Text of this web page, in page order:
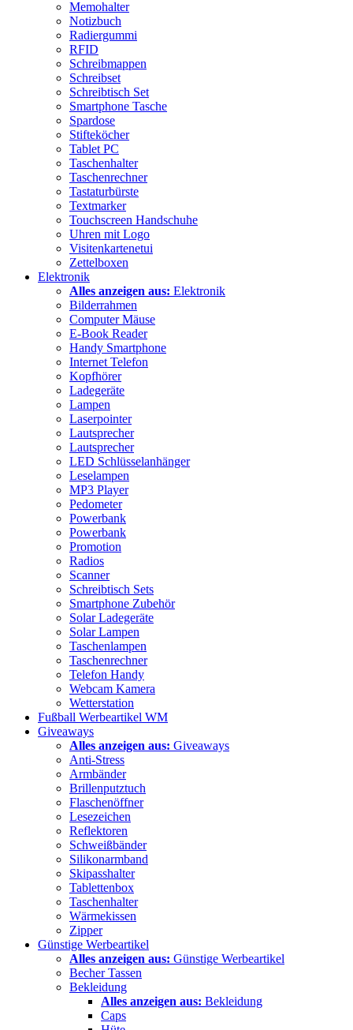
Memohalter
Notizbuch
Radiergummi
RFID
Schreibmappen
Schreibset
Schreibtisch Set
Smartphone Tasche
Spardose
Stifteköcher
Tablet PC
Taschenhalter
Taschenrechner
Tastaturbürste
Textmarker
Touchscreen Handschuhe
Uhren mit Logo
Visitenkartenetui
Zettelboxen
Elektronik
Alles anzeigen aus: Elektronik
Bilderrahmen
Computer Mäuse
E-Book Reader
Handy Smartphone
Internet Telefon
Kopfhörer
Ladegeräte
Lampen
Laserpointer
Lautsprecher
Lautsprecher
LED Schlüsselanhänger
Leselampen
MP3 Player
Pedometer
Powerbank
Powerbank
Promotion
Radios
Scanner
Schreibtisch Sets
Smartphone Zubehör
Solar Ladegeräte
Solar Lampen
Taschenlampen
Taschenrechner
Telefon Handy
Webcam Kamera
Wetterstation
Fußball Werbeartikel WM
Giveaways
Alles anzeigen aus: Giveaways
Anti-Stress
Armbänder
Brillenputztuch
Flaschenöffner
Lesezeichen
Reflektoren
Schweißbänder
Silikonarmband
Skipasshalter
Tablettenbox
Taschenhalter
Wärmekissen
Zipper
Günstige Werbeartikel
Alles anzeigen aus: Günstige Werbeartikel
Becher Tassen
Bekleidung
Alles anzeigen aus: Bekleidung
Caps